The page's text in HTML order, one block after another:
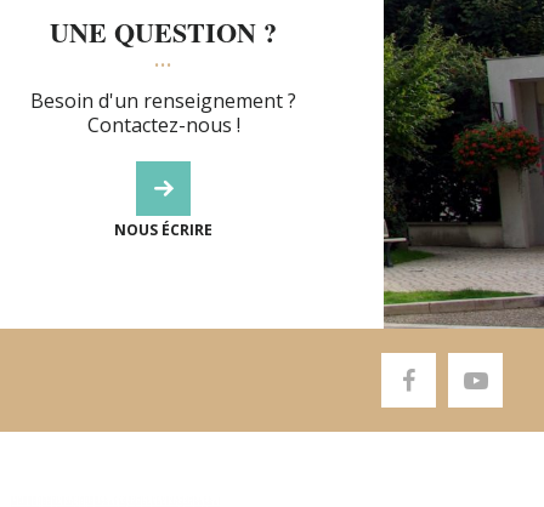
UNE QUESTION ?
Besoin d'un renseignement ?
Contactez-nous !
NOUS ÉCRIRE